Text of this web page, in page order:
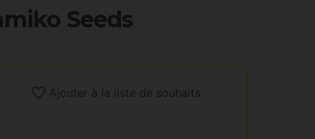
Seeds
Ajouter à la liste de souhaits